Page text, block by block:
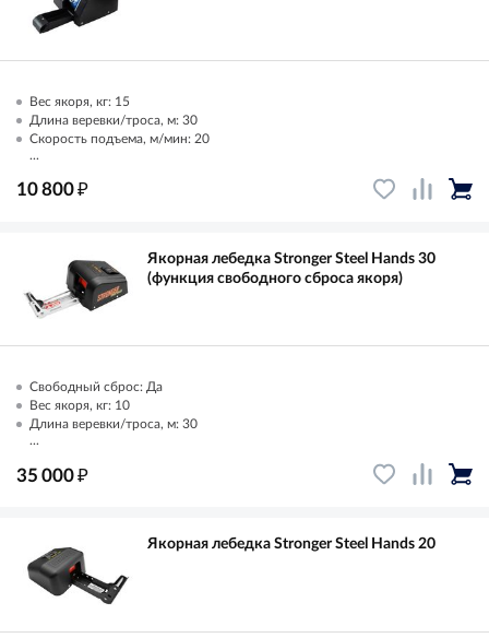
Вес якоря, кг: 15
Длина веревки/троса, м: 30
Скорость подъема, м/мин: 20
...
10 800₽
Якорная лебедка Stronger Steel Hands 30
(функция свободного сброса якоря)
Свободный сброс: Да
Вес якоря, кг: 10
Длина веревки/троса, м: 30
...
35 000₽
Якорная лебедка Stronger Steel Hands 20